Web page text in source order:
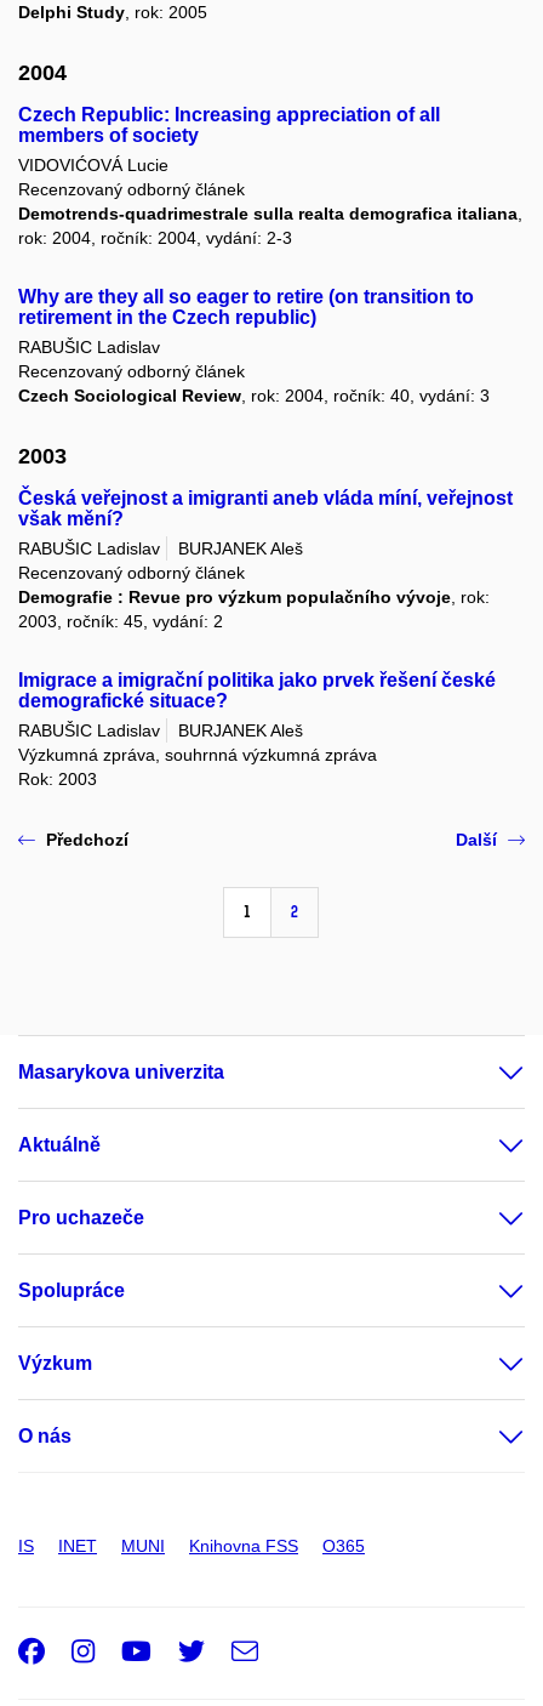
Delphi Study, rok: 2005
2004
Czech Republic: Increasing appreciation of all
members of society
VIDOVIĆOVÁ Lucie
Recenzovaný odborný článek
Demotrends-quadrimestrale sulla realta demografica italiana
rok: 2004, ročník: 2004, vydání: 2-3
Why are they all so eager to retire (on transition to
retirement in the Czech republic)
RABUŠIC Ladislav
Recenzovaný odborný článek
Czech Sociological Review, rok: 2004, ročník: 40, vydání: 3
2003
Česká veřejnost a imigranti aneb vláda míní, veřejnost
však mění?
RABUŠIC Ladislav
BURJANEK Aleš
Recenzovaný odborný článek
Demografie : Revue pro výzkum populačního vývoje , rok:
2003, ročník: 45, vydání: 2
Imigrace a imigrační politika jako prvek řešení české
demografické situace?
RABUŠIC Ladislav
BURJANEK Aleš
Výzkumná zpráva, souhrnná výzkumná zpráva
Rok: 2003
Předchozí
1 2
Další
Masarykova univerzita
Aktuálně
Pro uchazeče
Spolupráce
Výzkum
O nás
IS INET MUNI Knihovna FSS O365
Facebook
Instagram
Youtube
Twitter
e-